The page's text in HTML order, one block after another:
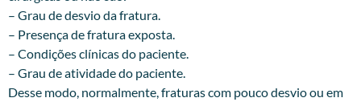
– Grau de desvio da fratura.
– Presença de fratura exposta.
– Condições clínicas do paciente.
– Grau de atividade do paciente.
Desse modo, normalmente, fraturas com pouco desvio ou em